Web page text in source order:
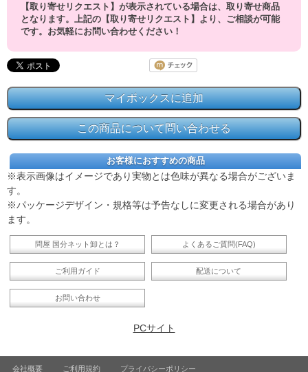
【取り寄せリクエスト】が表示されている場合は、取り寄せ商品
となります。上記の【取り寄せリクエスト】より、ご相談が可能
です。お気軽にお問い合わせください！
お客様におすすめの商品
※表示画像はイメージであり実物とは色味が異なる場合がございま
す。
※パッケージデザイン・規格等は予告なしに変更される場合があり
ます。
問屋 国分ネット卸とは？ よくあるご質問(FAQ)
ご利用ガイド 配送について
お問い合わせ
PCサイト
会社概要 ご利用規約 プライバシーポリシー